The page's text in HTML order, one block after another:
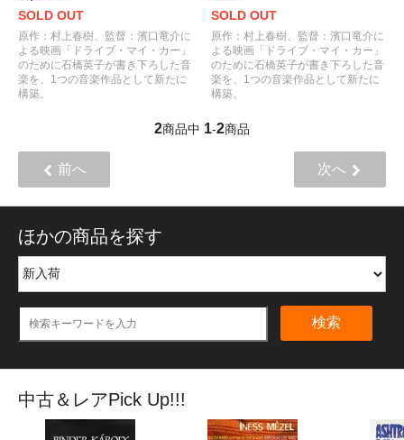
SOLD OUT
原作：村上春樹、監督：濱口竜介に
よる映画「ドライブ・マイ・カー」
のために石橋英子が書き下ろした音
楽を、1つの音楽作品として新たに
構築。
SOLD OUT
原作：村上春樹、監督：濱口竜介に
よる映画「ドライブ・マイ・カー」
のために石橋英子が書き下ろした音
楽を、1つの音楽作品として新たに
構築。
2商品中 1-2商品
前へ 次へ
ほかの商品を探す
検索
中古＆レアPick Up!!!